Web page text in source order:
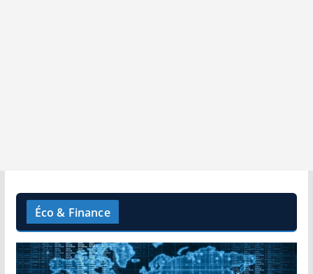
Éco & Finance